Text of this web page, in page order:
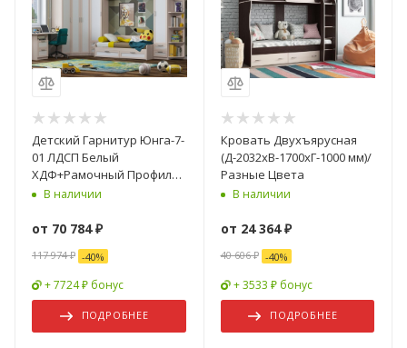
Детский Гарнитур Юнга-7-
01 ЛДСП Белый
ХДФ+Рамочный Профиль/
Ясень Шимо Светлый
В наличии
от 70 784 ₽
117 974 ₽ -40%
+ 7724 ₽ бонус
ПОДРОБНЕЕ
Кровать Двухъярусная
(Д-2032хВ-1700хГ-1000 мм)/
Разные Цвета
В наличии
от 24 364 ₽
40 606 ₽ -40%
+ 3533 ₽ бонус
ПОДРОБНЕЕ